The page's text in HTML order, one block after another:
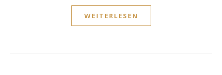
WEITERLESEN